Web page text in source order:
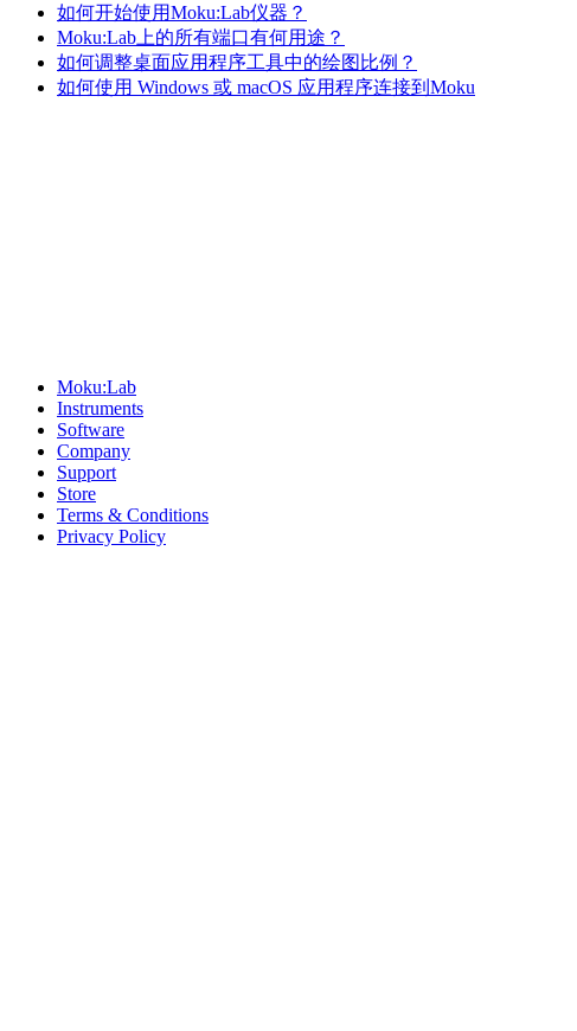
如何开始使用Moku:Lab仪器？
Moku:Lab上的所有端口有何用途？
如何调整桌面应用程序工具中的绘图比例？
如何使用 Windows 或 macOS 应用程序连接到Moku
Moku:Lab
Instruments
Software
Company
Support
Store
Terms & Conditions
Privacy Policy